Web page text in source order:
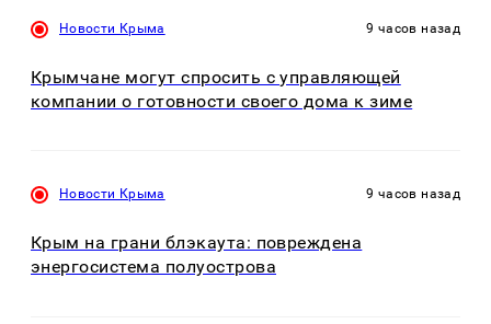
Новости Крыма 9 часов назад
Крымчане могут спросить с управляющей
компании о готовности своего дома к зиме
Новости Крыма 9 часов назад
Крым на грани блэкаута: повреждена
энергосистема полуострова